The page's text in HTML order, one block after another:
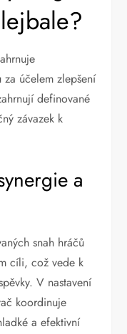
účelem zlepšení
definované
závazek k
a
snah hráčů
cíli, což vede k
V nastavení
koordinuje
a efektivní